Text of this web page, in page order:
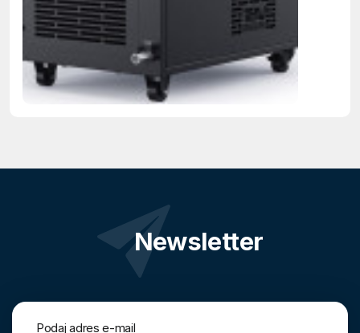
Newsletter